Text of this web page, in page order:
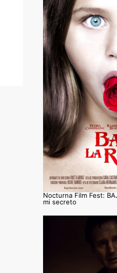
Nocturna Film Fest:
mi secreto